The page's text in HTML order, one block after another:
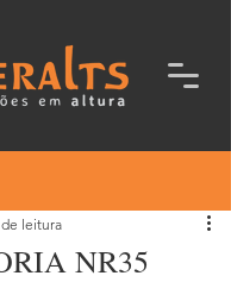
NR35
leitura